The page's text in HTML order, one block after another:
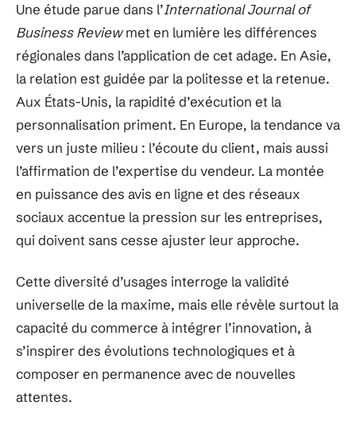
Une étude parue dans l’International Journal of
Business Reviewmet en lumière les différences
régionales dans l’application de cet adage. En Asie,
la relation est guidée par la politesse et la retenue.
Aux États-Unis, la rapidité d’exécution et la
personnalisation priment. En Europe, la tendance va
vers un juste milieu : l’écoute du client, mais aussi
l’affirmation de l’expertise du vendeur. La montée
en puissance des avis en ligne et des réseaux
sociaux accentue la pression sur les entreprises,
qui doivent sans cesse ajuster leur approche.
Cette diversité d’usages interroge la validité
universelle de la maxime, mais elle révèle surtout la
capacité du commerce à intégrer l’innovation, à
s’inspirer des évolutions technologiques et à
composer en permanence avec de nouvelles
attentes.